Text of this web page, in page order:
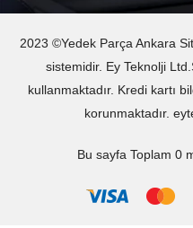
2023 ©Yedek Parça Ankara
sistemidir. Ey Teknolji
kullanmaktadır. Kredi kartı
korunmaktadır.
Bu sayfa Toplam 0